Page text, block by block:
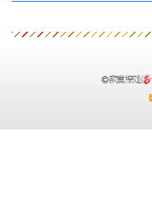
寂寞深处(